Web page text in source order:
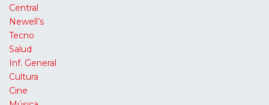
Central
Newell’s
Tecno
Salud
Inf. General
Cultura
Cine